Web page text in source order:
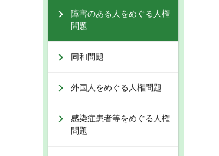
障害のある人をめぐる人権
問題
同和問題
外国人をめぐる人権問題
感染症患者等をめぐる人権
問題